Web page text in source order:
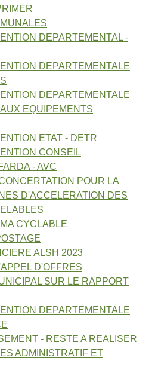
DEPARTEMENTAL -
DEPARTEMENTALE
DEPARTEMENTALE
EQUIPEMENTS
ETAT - DETR
CONSEIL
- AVC
POUR LA
D'ACCELERATION DES
CYCLABLE
ALSH 2023
D'OFFRES
SUR LE RAPPORT
DEPARTEMENTALE
- RESTE A REALISER
ADMINISTRATIF ET